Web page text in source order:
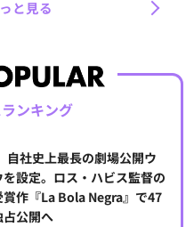
と見る
ンキング
社史上最長の劇場公開ウ
を設定。ロス・ハビス監督の
賞作『La Bola Negra』で47
占公開へ